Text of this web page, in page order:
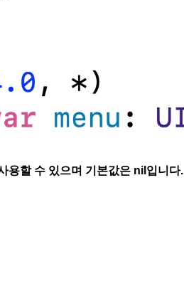
용할 수 있으며 기본값은 nil입니다.